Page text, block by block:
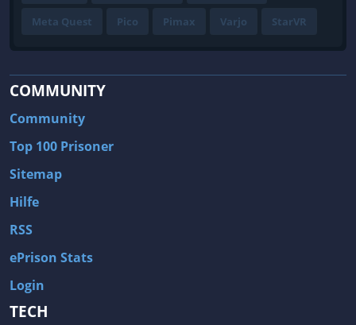
Meta Quest Pico Pimax Varjo StarVR
COMMUNITY
Community
Top 100 Prisoner
Sitemap
Hilfe
RSS
ePrison Stats
Login
TECH